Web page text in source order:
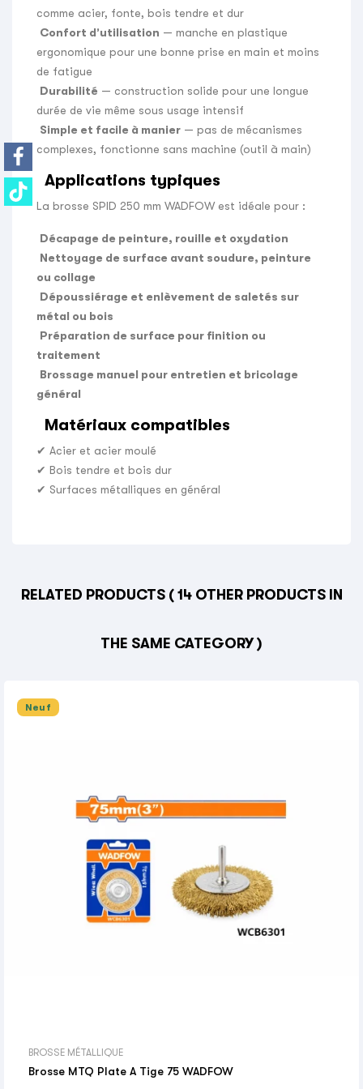
comme acier, fonte, bois tendre et dur
Confort d’utilisation — manche en plastique
ergonomique pour une bonne prise en main et moins
de fatigue
Durabilité — construction solide pour une longue
durée de vie même sous usage intensif
Simple et facile à manier — pas de mécanismes
complexes, fonctionne sans machine (outil à main)
Applications typiques
La brosse SPID 250 mm WADFOW est idéale pour :
Décapage de peinture, rouille et oxydation
Nettoyage de surface avant soudure, peinture
ou collage
Dépoussiérage et enlèvement de saletés sur
métal ou bois
Préparation de surface pour finition ou
traitement
Brossage manuel pour entretien et bricolage
général
Matériaux compatibles
✔ Acier et acier moulé
✔ Bois tendre et bois dur
✔ Surfaces métalliques en général
RELATED PRODUCTS ( 14 OTHER PRODUCTS IN
THE SAME CATEGORY )
Neuf
BROSSE MÉTALLIQUE
Brosse MTQ Plate A Tige 75 WADFOW